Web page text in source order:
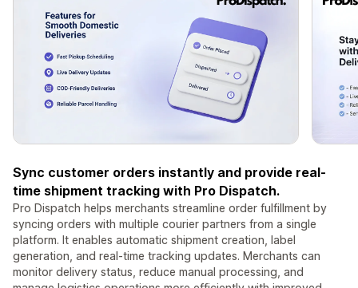
Sync customer orders instantly and provide real-
time shipment tracking with Pro Dispatch.
Pro Dispatch helps merchants streamline order fulfillment by
syncing orders with multiple courier partners from a single
platform. It enables automatic shipment creation, label
generation, and real-time tracking updates. Merchants can
monitor delivery status, reduce manual processing, and